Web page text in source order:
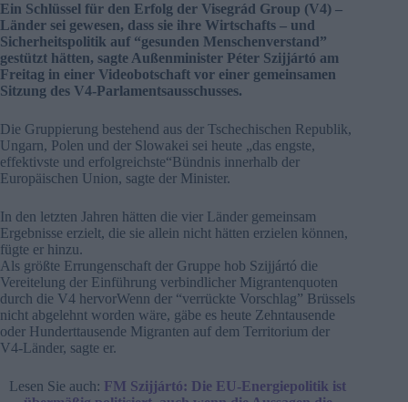
Ein Schlüssel für den Erfolg der Visegrád Group (V4) –
Länder sei gewesen, dass sie ihre Wirtschafts – und
Sicherheitspolitik auf “gesunden Menschenverstand”
gestützt hätten, sagte Außenminister Péter Szijjártó am
Freitag in einer Videobotschaft vor einer gemeinsamen
Sitzung des V4-Parlamentsausschusses.
Die Gruppierung bestehend aus der Tschechischen Republik,
Ungarn, Polen und der Slowakei sei heute „das engste,
effektivste und erfolgreichste“Bündnis innerhalb der
Europäischen Union, sagte der Minister.
In den letzten Jahren hätten die vier Länder gemeinsam
Ergebnisse erzielt, die sie allein nicht hätten erzielen können,
fügte er hinzu.
Als größte Errungenschaft der Gruppe hob Szijjártó die
Vereitelung der Einführung verbindlicher Migrantenquoten
durch die V4 hervorWenn der “verrückte Vorschlag” Brüssels
nicht abgelehnt worden wäre, gäbe es heute Zehntausende
oder Hunderttausende Migranten auf dem Territorium der
V4-Länder, sagte er.
Lesen Sie auch: FM Szijjártó: Die EU-Energiepolitik ist